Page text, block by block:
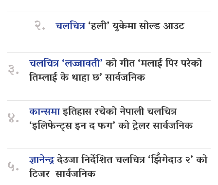
२. चलचित्र‘हली’ युकेमा सोल्ड आउट
३. चलचित्र ‘लज्जावती’को गीत ‘मलाई पिर परेको
तिम्लाई के थाहा छ’ सार्वजनिक
४. कान्समाइतिहास रचेको नेपाली चलचित्र
‘इलिफेन्ट्स इन द फग’ को ट्रेलर सार्वजनिक
५. ज्ञानेन्द्रदेउजा निर्देशित चलचित्र ‘झिँगेदाउ २’ को
टिजर सार्वजनिक